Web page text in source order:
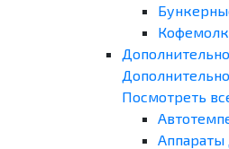
Посмотреть
Аппараты